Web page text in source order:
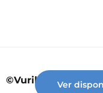
Ver
©Vuriloche desde